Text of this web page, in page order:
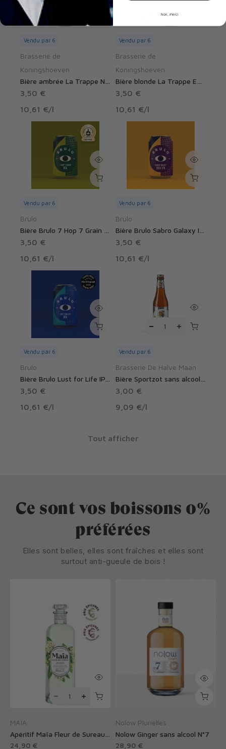
Vendu par 6
Brasserie de
Koningshoeven
3,50 €
10,61 €/l
Vendu par 6
Brasserie de
Koningshoeven
3,50 €
10,61 €/l
Vendu par 6
Brulo
3,50 €
10,61 €/l
Vendu par 6
Brulo
3,50 €
10,61 €/l
Vendu par 6
Brulo
3,50 €
10,61 €/l
Vendu par 6
Brasserie De Halve Maan
3,00 €
9,09 €/l
Tout afficher
Ce sont vos boissons 0%
préférées
Elles sont belles, elles sont fraîches et elles sont
surtout anti-gueule de bois !
MAÏA
24,90 €
Nolow Plurielles
Nolow Ginger sans alcool N°7
28,90 €
Non, merci